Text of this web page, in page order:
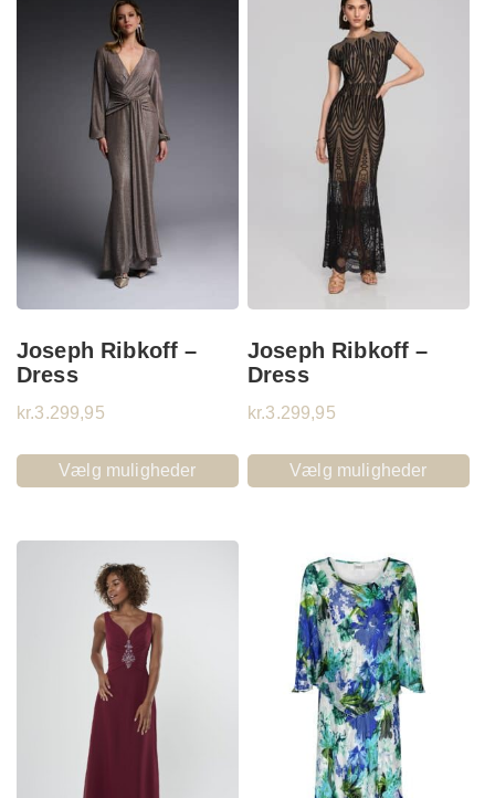
Joseph Ribkoff –
Dress
kr.3.299,95
Vælg muligheder
Joseph Ribkoff –
Dress
kr.3.299,95
Vælg muligheder